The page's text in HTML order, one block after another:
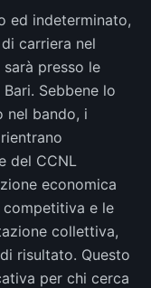
ed indeterminato,
carriera nel
presso le
Sebbene lo
nel bando, i
del CCNL
economica
competitiva e le
collettiva,
risultato. Questo
per chi cerca